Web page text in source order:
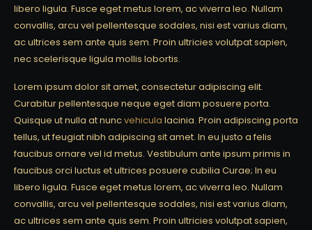
libero ligula. Fusce eget metus lorem, ac viverra leo. Nullam
convallis, arcu vel pellentesque sodales, nisi est varius diam,
ac ultrices sem ante quis sem. Proin ultricies volutpat sapien,
nec scelerisque ligula mollis lobortis.
Lorem ipsum dolor sit amet, consectetur adipiscing elit.
Curabitur pellentesque neque eget diam posuere porta.
Quisque ut nulla at nuncvehicula lacinia. Proin adipiscing porta
tellus, ut feugiat nibh adipiscing sit amet. In eu justo a felis
faucibus ornare vel id metus. Vestibulum ante ipsum primis in
faucibus orci luctus et ultrices posuere cubilia Curae; In eu
libero ligula. Fusce eget metus lorem, ac viverra leo. Nullam
convallis, arcu vel pellentesque sodales, nisi est varius diam,
ac ultrices sem ante quis sem. Proin ultricies volutpat sapien,